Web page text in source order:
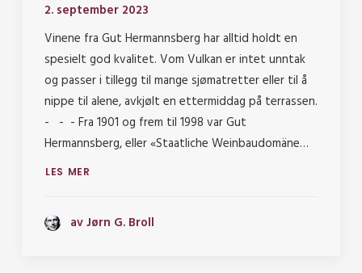
2. september 2023
Vinene fra Gut Hermannsberg har alltid holdt en
spesielt god kvalitet. Vom Vulkan er intet unntak
og passer i tillegg til mange sjømatretter eller til å
nippe til alene, avkjølt en ettermiddag på terrassen.
- - - Fra 1901 og frem til 1998 var Gut
Hermannsberg, eller «Staatliche Weinbaudomäne…
LES MER
av Jørn G. Broll